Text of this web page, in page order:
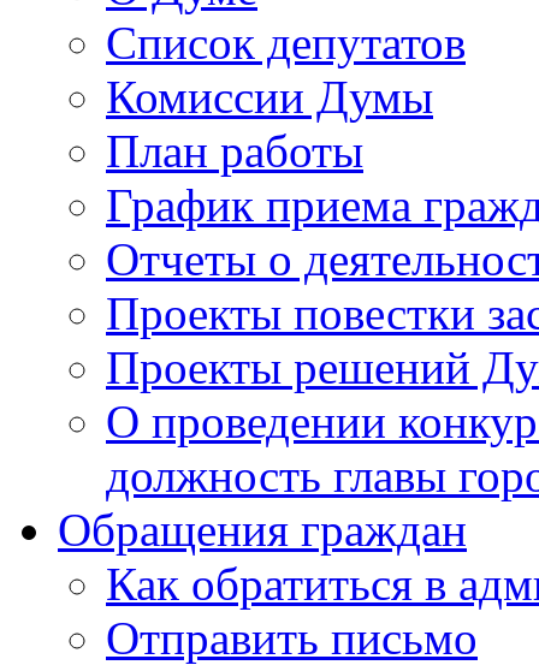
Список депутатов
Комиссии Думы
План работы
График приема
Отчеты о
Проекты повестки
Проекты решений
О проведении
должность главы
Обращения граждан
Как обратиться в
Отправить письмо